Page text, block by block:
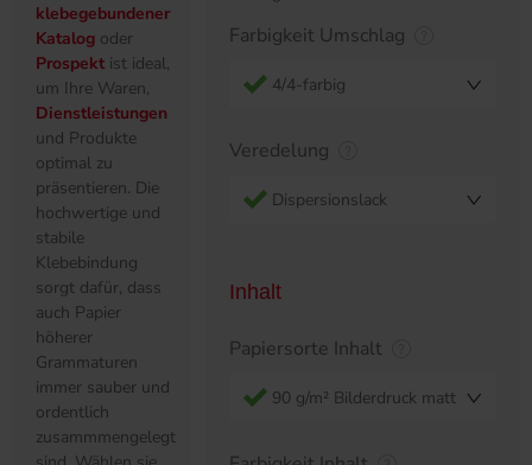
klebegebundener
Katalog oder
Prospekt ist ideal,
um Ihre Waren,
Dienstleistungen
und Produkte
optimal zu
präsentieren. Die
hochwertige und
stabile
Klebebindung
sorgt dafür, dass
auch Papier
höherer
Grammaturen
immer sauber und
ordentlich
zusammmengelegt
Farbigkeit Umschlag
4/4-farbig
Veredelung
Dispersionslack
Inhalt
Papiersorte Inhalt
90 g/m² Bilderdruck matt